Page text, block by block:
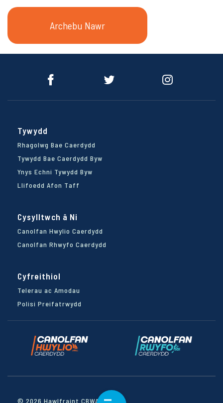
Archebu Nawr
Tywydd
Rhagolwg Bae Caerdydd
Tywydd Bae Caerdydd Byw
Ynys Echni Tywydd Byw
Llifoedd Afon Taff
Cysylltwch â Ni
Canolfan Hwylio Caerdydd
Canolfan Rhwyfo Caerdydd
Cyfreithiol
Telerau ac Amodau
Polisi Preifatrwydd
© 2026 Hawlfraint CBWAC.com